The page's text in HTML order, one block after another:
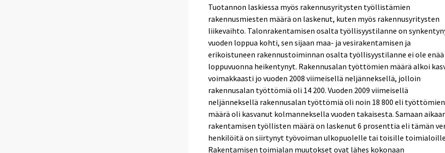
Tuotannon laskiessa myös rakennusyritysten työllistämien
rakennusmiesten määrä on laskenut, kuten myös rakennusyritysten
liikevaihto. Talonrakentamisen osalta työllisyystilanne on
vuoden loppua kohti, sen sijaan maa- ja vesirakentamisen ja
erikoistuneen rakennustoiminnan osalta työllisyystilanne ei ole enää
loppuvuonna heikentynyt. Rakennusalan työttömien määrä alkoi
voimakkaasti jo vuoden 2008 viimeisellä neljänneksellä, jolloin
rakennusalan työttömiä oli 14 200. Vuoden 2009 viimeisellä
neljänneksellä rakennusalan työttömiä oli noin 18 800 eli työttömien
määrä oli kasvanut kolmanneksella vuoden takaisesta. Samaan
rakentamisen työllisten määrä on laskenut 6 prosenttia eli tämän
henkilöitä on siirtynyt työvoiman ulkopuolelle tai toisille
Rakentamisen toimialan muutokset ovat lähes kokonaan